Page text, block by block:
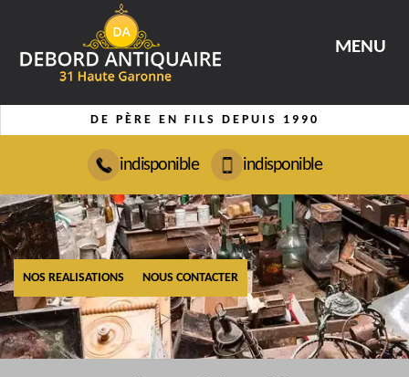
MENU
DE PÈRE EN FILS DEPUIS 1990
indisponible indisponible
NOS REALISATIONS NOUS CONTACTER